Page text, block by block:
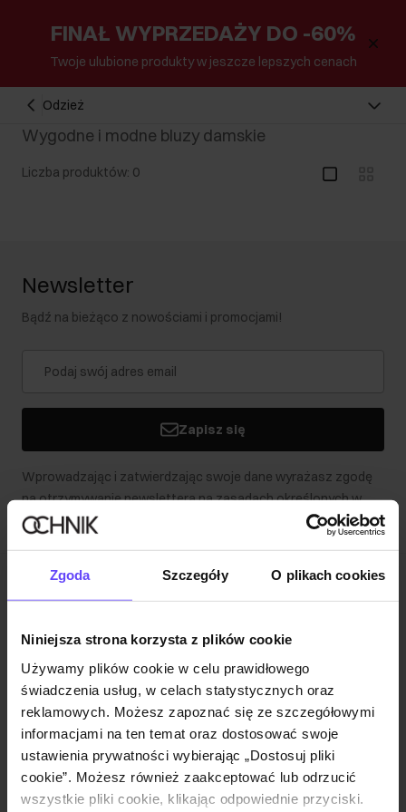
Zgoda Szczegóły O plikach cookies
Niniejsza strona korzysta z plików cookie
Używamy plików cookie w celu prawidłowego
świadczenia usług, w celach statystycznych oraz
reklamowych. Możesz zapoznać się ze szczegółowymi
informacjami na ten temat oraz dostosować swoje
ustawienia prywatności wybierając „Dostosuj pliki
cookie”. Możesz również zaakceptować lub odrzucić
wszystkie pliki cookie, klikając odpowiednie przyciski.
FINAŁ WYPRZEDAŻY DO -60%
Twoje ulubione produkty w jeszcze lepszych cenach
Odzież
Wygodne i modne bluzy damskie
Liczba produktów: 0
Newsletter
Bądź na bieżąco z nowościami i promocjami!
Zapisz się
Wprowadzając i zatwierdzając swoje dane wyrażasz zgodę
na otrzymywanie newslettera na zasadach określonych w
Regulaminie.
Klub Klienta Ochnik
Dołącz do Klubu Klienta i skorzystaj z wyjątkowych rabatów i
przywilejów!
Dołącz do Klubu
Zakupy online